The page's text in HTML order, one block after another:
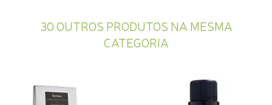
30 OUTROS PRODUTOS NA MESMA
CATEGORIA